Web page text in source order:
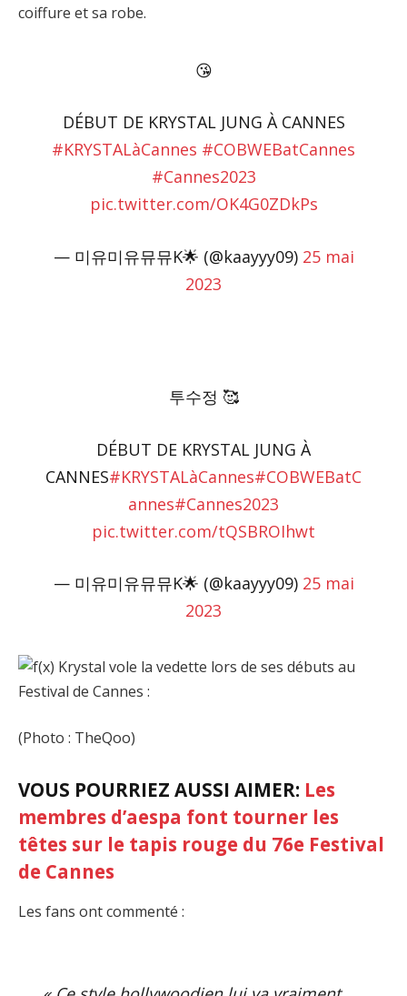
coiffure et sa robe.
😘
DÉBUT DE KRYSTAL JUNG À CANNES
#KRYSTALàCannes #COBWEBatCannes
#Cannes2023
pic.twitter.com/OK4G0ZDkPs
— 미유미유뮤뮤K🌟 (@kaayyy09) 25 mai
2023
투수정 🥰
DÉBUT DE KRYSTAL JUNG À
CANNES#KRYSTALàCannes#COBWEBatC
annes#Cannes2023
pic.twitter.com/tQSBROIhwt
— 미유미유뮤뮤K🌟 (@kaayyy09) 25 mai
2023
(Photo : TheQoo)
VOUS POURRIEZ AUSSI AIMER: Les
membres d’aespa font tourner les
têtes sur le tapis rouge du 76e Festival
de Cannes
Les fans ont commenté :